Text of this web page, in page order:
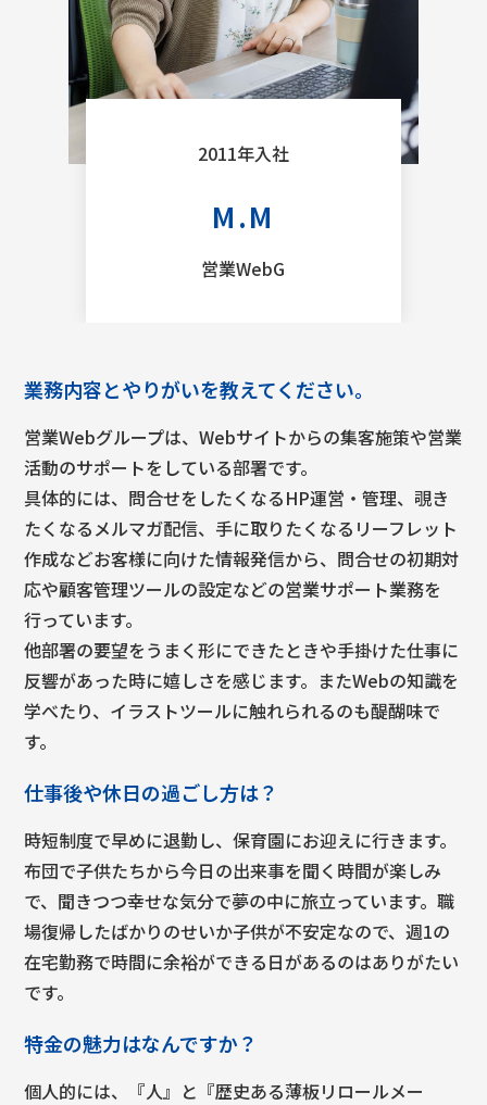
2011年入社
M.M
営業WebG
業務内容とやりがいを教えてください。
営業Webグループは、Webサイトからの集客施策や営業
活動のサポートをしている部署です。
具体的には、問合せをしたくなるHP運営・管理、覗き
たくなるメルマガ配信、手に取りたくなるリーフレット
作成などお客様に向けた情報発信から、問合せの初期対
応や顧客管理ツールの設定などの営業サポート業務を
行っています。
他部署の要望をうまく形にできたときや手掛けた仕事に
反響があった時に嬉しさを感じます。またWebの知識を
学べたり、イラストツールに触れられるのも醍醐味で
す。
仕事後や休日の過ごし方は？
時短制度で早めに退勤し、保育園にお迎えに行きます。
布団で子供たちから今日の出来事を聞く時間が楽しみ
で、聞きつつ幸せな気分で夢の中に旅立っています。職
場復帰したばかりのせいか子供が不安定なので、週1の
在宅勤務で時間に余裕ができる日があるのはありがたい
です。
特金の魅力はなんですか？
個人的には、『人』と『歴史ある薄板リロールメー